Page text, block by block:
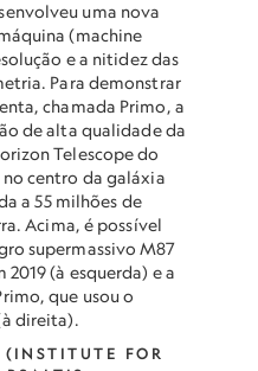
uma nova
(machine
e a nitidez das
Para demonstrar
chamada Primo, a
de alta qualidade da
Telescope do
centro da galáxia
a 55 milhões de
Acima, é possível
supermassivo M87
(à esquerda) e a
que usou o
direita).
(INSTITUTE FOR